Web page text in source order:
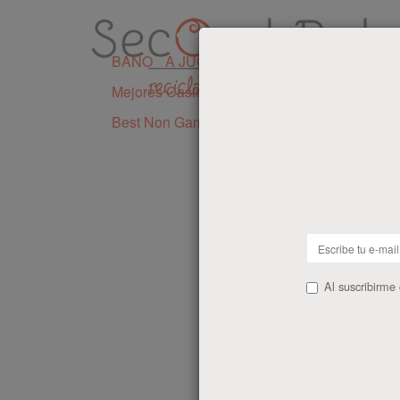
BAÑO A JUGAR
Mejores Casinos Sin Licencia En España
Best Non Gamstop Casinos UK
Al